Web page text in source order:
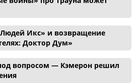
Икс» и возвращение
Доктор Дум»
вопросом — Кэмерон решил